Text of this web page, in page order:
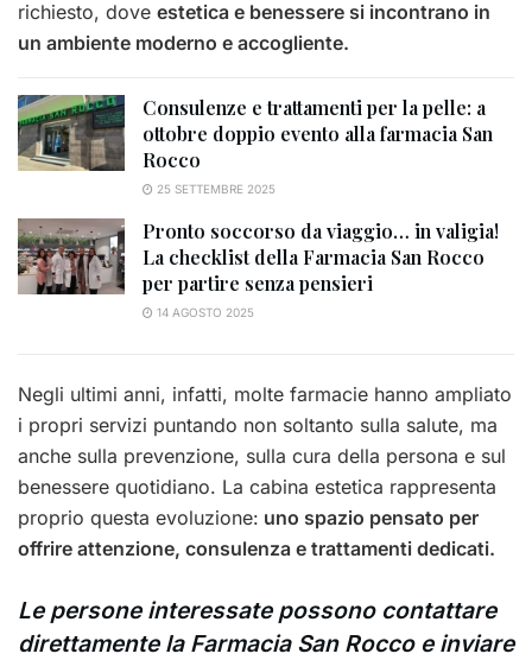
richiesto, dove estetica e benessere si incontrano in
un ambiente moderno e accogliente.
Consulenze e trattamenti per la pelle: a
ottobre doppio evento alla farmacia San
Rocco
25 SETTEMBRE 2025
Pronto soccorso da viaggio… in valigia!
La checklist della Farmacia San Rocco
per partire senza pensieri
14 AGOSTO 2025
Negli ultimi anni, infatti, molte farmacie hanno ampliato
i propri servizi puntando non soltanto sulla salute, ma
anche sulla prevenzione, sulla cura della persona e sul
benessere quotidiano. La cabina estetica rappresenta
proprio questa evoluzione: uno spazio pensato per
offrire attenzione, consulenza e trattamenti dedicati.
Le persone interessate possono contattare
direttamente la Farmacia San Rocco e inviare